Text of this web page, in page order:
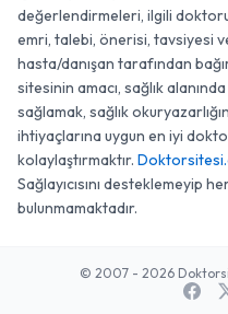
değerlendirmeleri, ilgili
emri, talebi, önerisi, tavsiyesi
hasta/danışan tarafından
sitesinin amacı, sağlık
sağlamak, sağlık
ihtiyaçlarına uygun en iyi
kolaylaştırmaktır.
Sağlayıcısını desteklemeyip
bulunmamaktadır.
© 2007 - 2026